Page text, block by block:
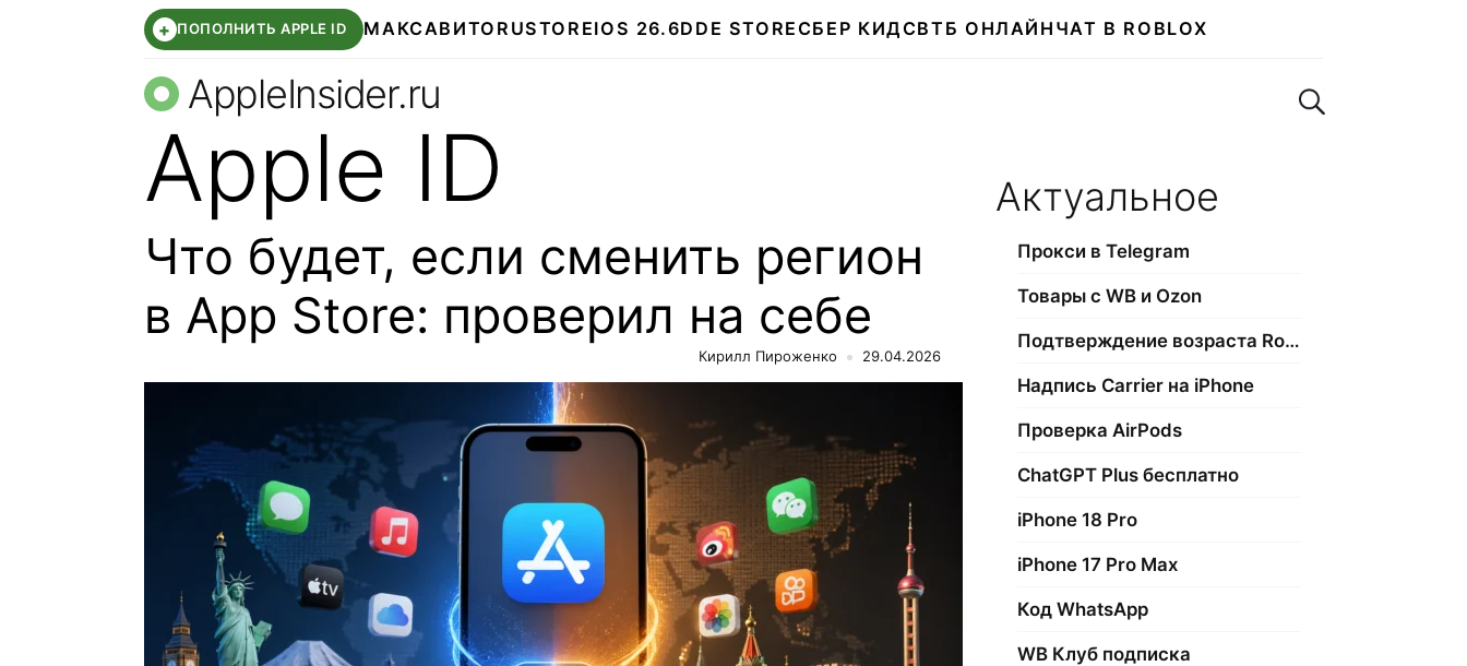
+ ПОПОЛНИТЬ APPLE ID МАКСАВИТО RUSTOREIOS 26.6DDE STORE СБЕР КИДСВТБ ОНЛАЙН ЧАТ В ROBLOX
AppleInsider.ru Поиск по сайту
Apple ID
Что будет, если сменить регион
в App Store: проверил на себе
Кирилл Пироженко 29.04.2026
Актуальное
Прокси в Telegram
Товары с WB и Ozon
Подтверждение возраста Roblox
Надпись Carrier на iPhone
Проверка AirPods
ChatGPT Plus бесплатно
iPhone 18 Pro
iPhone 17 Pro Max
Код WhatsApp
WB Клуб подписка